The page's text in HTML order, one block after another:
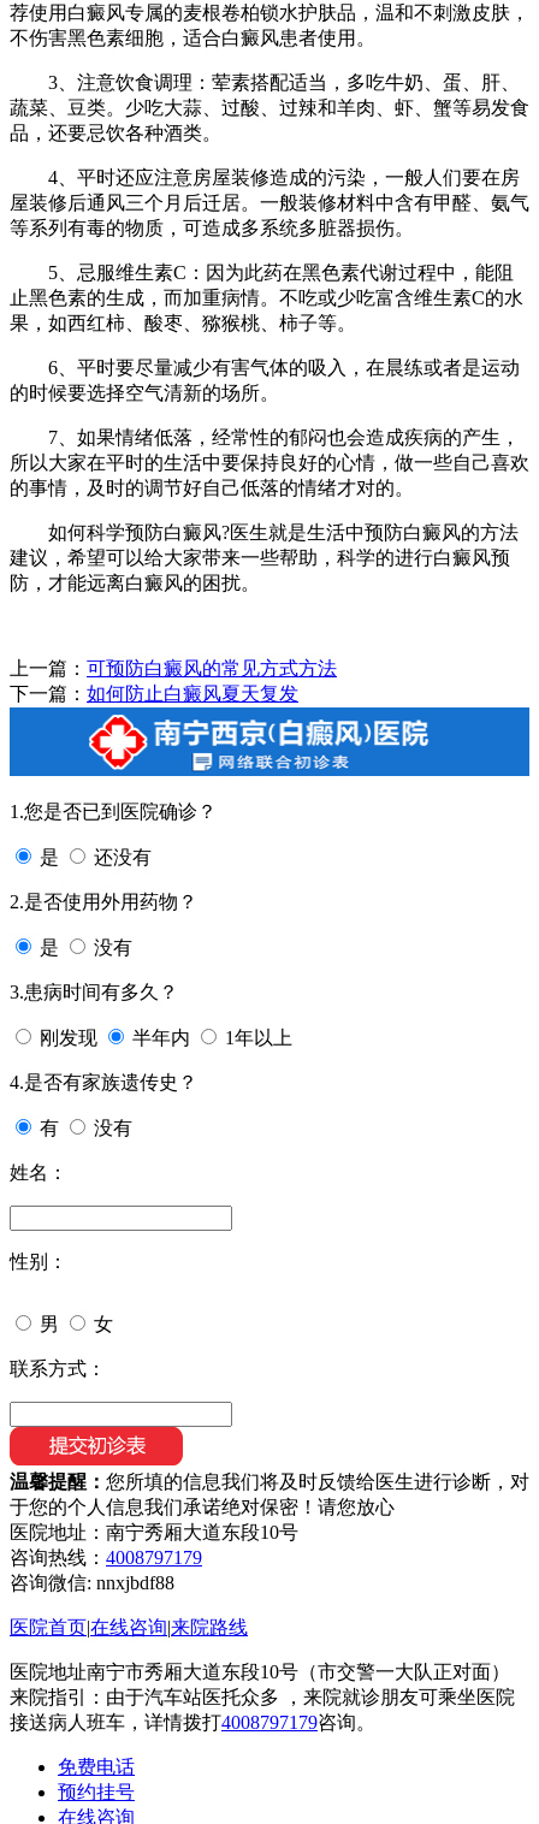
荐使用白癜风专属的麦根卷柏锁水护肤品，温和不刺激皮肤，
不伤害黑色素细胞，适合白癜风患者使用。
3、注意饮食调理：荤素搭配适当，多吃牛奶、蛋、肝、
蔬菜、豆类。少吃大蒜、过酸、过辣和羊肉、虾、蟹等易发食
品，还要忌饮各种酒类。
4、平时还应注意房屋装修造成的污染，一般人们要在房
屋装修后通风三个月后迁居。一般装修材料中含有甲醛、氨气
等系列有毒的物质，可造成多系统多脏器损伤。
5、忌服维生素C：因为此药在黑色素代谢过程中，能阻
止黑色素的生成，而加重病情。不吃或少吃富含维生素C的水
果，如西红柿、酸枣、猕猴桃、柿子等。
6、平时要尽量减少有害气体的吸入，在晨练或者是运动
的时候要选择空气清新的场所。
7、如果情绪低落，经常性的郁闷也会造成疾病的产生，
所以大家在平时的生活中要保持良好的心情，做一些自己喜欢
的事情，及时的调节好自己低落的情绪才对的。
如何科学预防白癜风?医生就是生活中预防白癜风的方法
建议，希望可以给大家带来一些帮助，科学的进行白癜风预
防，才能远离白癜风的困扰。
上一篇： 可预防白癜风的常见方式方法
下一篇： 如何防止白癜风夏天复发
1.您是否已到医院确诊？
是 还没有
2.是否使用外用药物？
是 没有
3.患病时间有多久？
刚发现 半年内 1年以上
4.是否有家族遗传史？
有 没有
姓名：
性别：
男 女
联系方式：
温馨提醒： 您所填的信息我们将及时反馈给医生进行诊断，对
于您的个人信息我们承诺绝对保密！请您放心
医院地址：南宁秀厢大道东段10号
咨询热线： 4008797179
咨询微信: nnxjbdf88
医院首页|在线咨询|来院路线
医院地址南宁市秀厢大道东段10号（市交警一大队正对面）
来院指引：由于汽车站医托众多 ，来院就诊朋友可乘坐医院
接送病人班车，详情拨打4008797179咨询。
免费电话
预约挂号
在线咨询